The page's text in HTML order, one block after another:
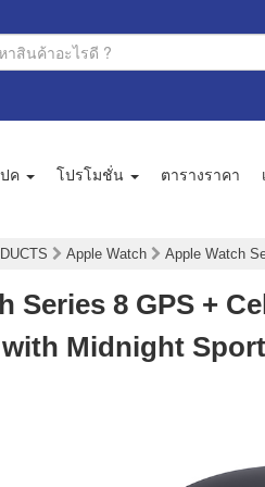
ค โปรโมชั่น ตารางราคา
Apple Watch Apple Watch
Series 8 GPS +
Midnight